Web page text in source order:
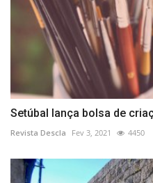
Setúbal lança bolsa de
Revista Descla Fev 3, 2021 4450